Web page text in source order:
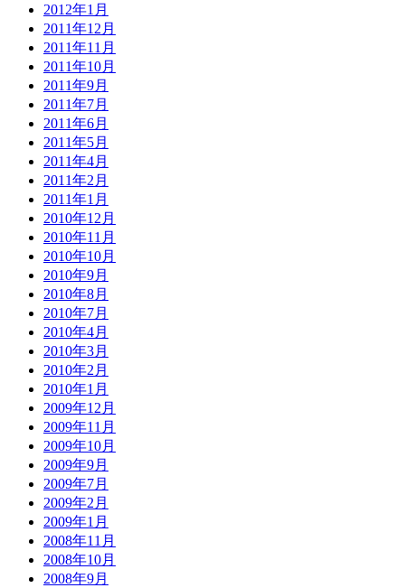
2012年1月
2011年12月
2011年11月
2011年10月
2011年9月
2011年7月
2011年6月
2011年5月
2011年4月
2011年2月
2011年1月
2010年12月
2010年11月
2010年10月
2010年9月
2010年8月
2010年7月
2010年4月
2010年3月
2010年2月
2010年1月
2009年12月
2009年11月
2009年10月
2009年9月
2009年7月
2009年2月
2009年1月
2008年11月
2008年10月
2008年9月